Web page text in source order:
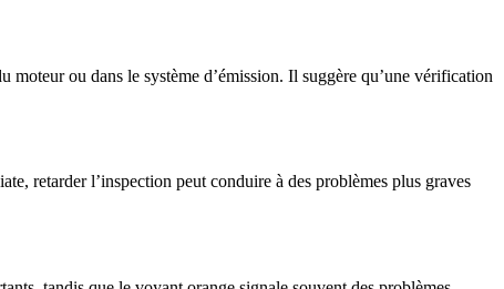
ou dans le système d’émission. Il suggère qu’une vérification
retarder l’inspection peut conduire à des problèmes plus graves